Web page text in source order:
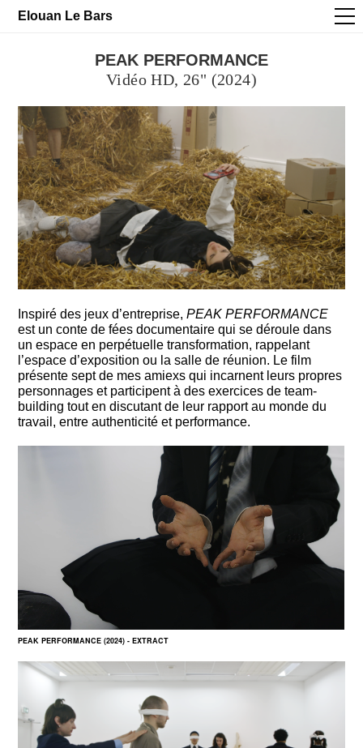
Works
Actualités
À propos
EN
FR
Elouan Le Bars
PEAK PERFORMANCE
Vidéo HD, 26" (2024)
Inspiré des jeux d’entreprise, PEAK PERFORMANCE
est un conte de fées documentaire qui se déroule dans
un espace en perpétuelle transformation, rappelant
l’espace d’exposition ou la salle de réunion. Le film
présente sept de mes amiexs qui incarnent leurs propres
personnages et participent à des exercices de team-
building tout en discutant de leur rapport au monde du
travail, entre authenticité et performance.
PEAK PERFORMANCE (2024) - EXTRACT